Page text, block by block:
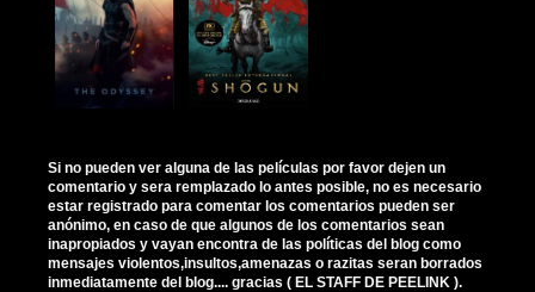
Si no pueden ver alguna de las películas por favor dejen un
comentario y sera remplazado lo antes posible, no es necesario
estar registrado para comentar los comentarios pueden ser
anónimo, en caso de que algunos de los comentarios sean
inapropiados y vayan encontra de las políticas del blog como
mensajes violentos,insultos,amenazas o razitas seran borrados
inmediatamente del blog.... gracias ( EL STAFF DE PEELINK ).